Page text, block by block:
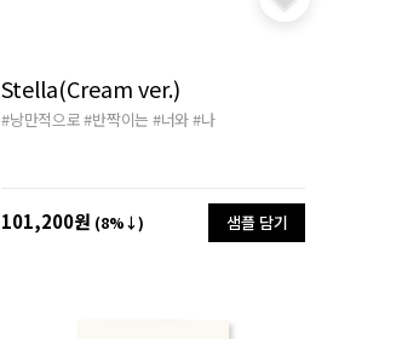
Stella(Cream ver.)
#낭만적으로#반짝이는 #너와#나
101,200원 (8%↓) 샘플 담기